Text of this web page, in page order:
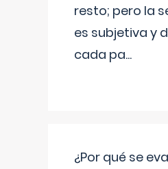
resto; pero la
es subjetiva y
cada pa...
¿Por qué se